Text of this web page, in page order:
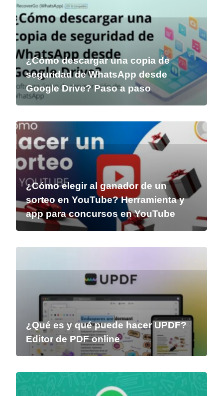
¿Cómo descargar una copia de
seguridad de WhatsApp desde
Google Drive? Paso a paso
¿Cómo elegir al ganador de un
sorteo en YouTube? Herramienta y
app para concursos en YouTube
¿Qué es y qué puede hacer UPDF?
Editor de PDF online